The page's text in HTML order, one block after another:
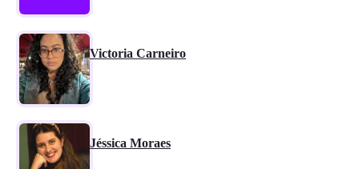
Victoria Carneiro
Jéssica Moraes